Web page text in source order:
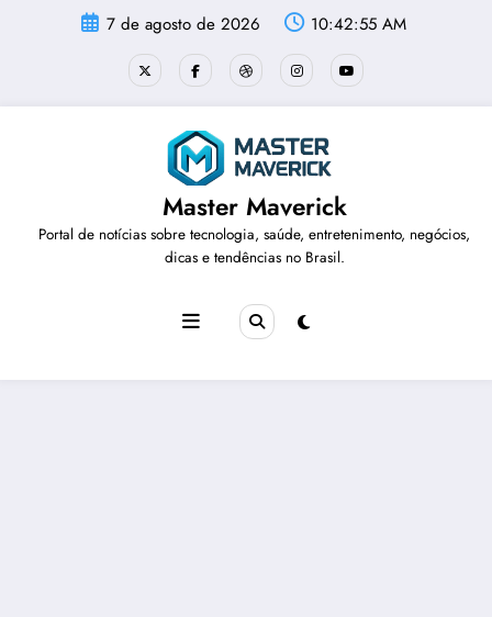
7 de agosto de 2026 10:42:56 AM
Master Maverick
Portal de notícias sobre tecnologia, saúde, entretenimento, negócios,
dicas e tendências no Brasil.